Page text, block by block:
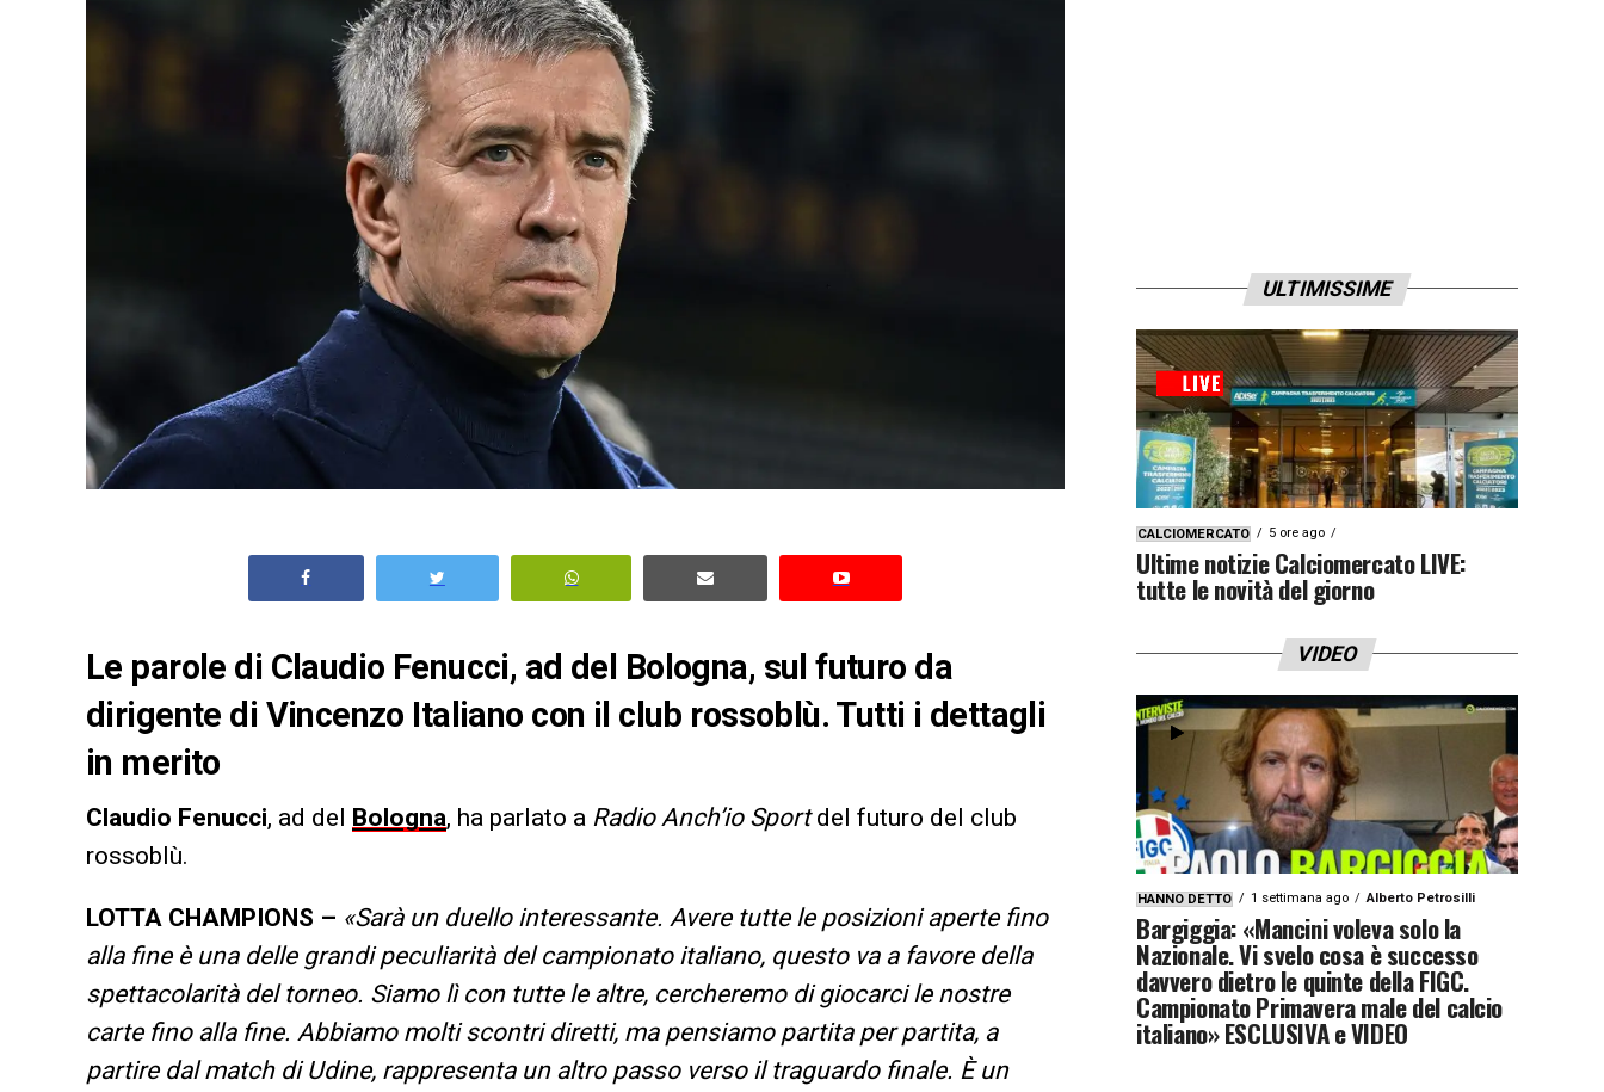
Le parole di Claudio Fenucci, ad del Bologna, sul futuro da
dirigente di Vincenzo Italiano con il club rossoblù. Tutti i dettagli
in merito
Claudio Fenucci, ad del Bologna, ha parlato a Radio Anch’io Sportdel futuro del club
rossoblù.
LOTTA CHAMPIONS – «Sarà un duello interessante. Avere tutte le posizioni aperte fino
alla fine è una delle grandi peculiarità del campionato italiano, questo va a favore della
spettacolarità del torneo. Siamo lì con tutte le altre, cercheremo di giocarci le nostre
carte fino alla fine. Abbiamo molti scontri diretti, ma pensiamo partita per partita, a
partire dal match di Udine, rappresenta un altro passo verso il traguardo finale. È un
ULTIMISSIME
CALCIOMERCATO 5 ore ago
Ultime notizie Calciomercato LIVE:
tutte le novità del giorno
VIDEO
HANNO DETTO 1 settimana ago Alberto Petrosilli
Bargiggia: «Mancini voleva solo la
Nazionale. Vi svelo cosa è successo
davvero dietro le quinte della FIGC.
Campionato Primavera male del calcio
italiano» ESCLUSIVA e VIDEO